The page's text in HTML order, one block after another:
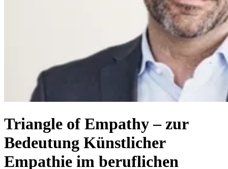
Triangle of Empathy – zur
Bedeutung Künstlicher
Empathie im beruflichen